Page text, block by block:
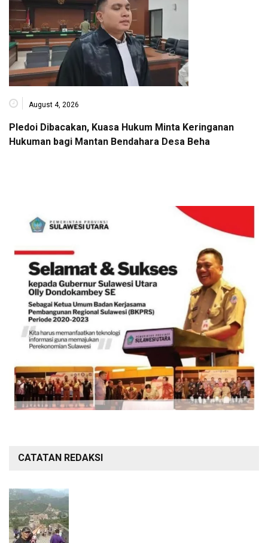
August 4, 2026
Pledoi Dibacakan, Kuasa Hukum Minta Keringanan
Hukuman bagi Mantan Bendahara Desa Beha
CATATAN REDAKSI